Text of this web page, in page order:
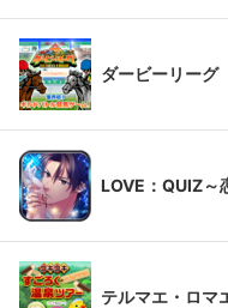
ダービーリーグ
LOVE：QUIZ～
テルマエ・ロマ